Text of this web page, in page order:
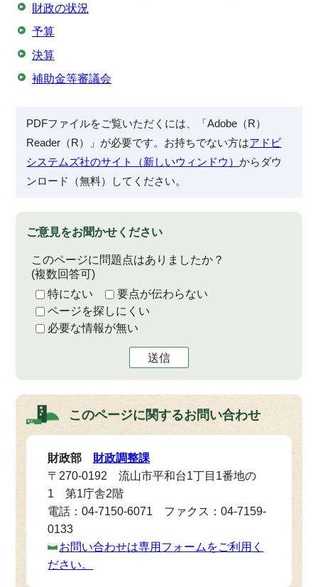
財政の状況
予算
決算
補助金等審議会
PDFファイルをご覧いただくには、「Adobe（R）
Reader（R）」が必要です。お持ちでない方はアドビ
システムズ社のサイト（新しいウィンドウ）からダウ
ンロード（無料）してください。
ご意見をお聞かせください
このページに問題点はありましたか？
(複数回答可)
特にない
要点が伝わらない
ページを探しにくい
必要な情報が無い
送信
このページに関するお問い合わせ
財政部 財政調整課
〒270-0192 流山市平和台1丁目1番地の
1 第1庁舎2階
電話：04-7150-6071 ファクス：04-7159-
0133
お問い合わせは専用フォームをご利用く
ださい。